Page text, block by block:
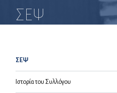
ΣΕΨ
ΣΕΨ
Ιστορία του Συλλόγου